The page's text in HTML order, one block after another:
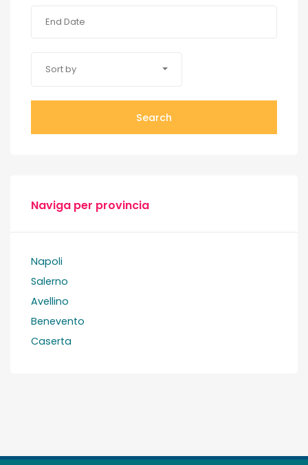
Sort by
Search
Naviga per provincia
Napoli
Salerno
Avellino
Benevento
Caserta